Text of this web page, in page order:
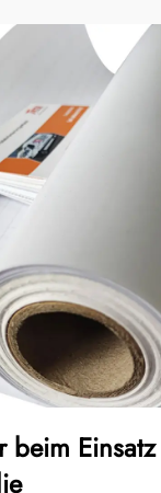
beim